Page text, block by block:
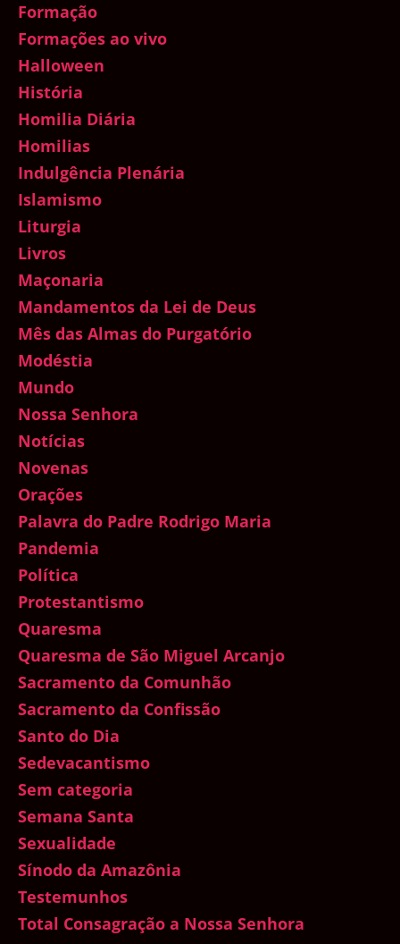
Formação
Formações ao vivo
Halloween
História
Homilia Diária
Homilias
Indulgência Plenária
Islamismo
Liturgia
Livros
Maçonaria
Mandamentos da Lei de Deus
Mês das Almas do Purgatório
Modéstia
Mundo
Nossa Senhora
Notícias
Novenas
Orações
Palavra do Padre Rodrigo Maria
Pandemia
Política
Protestantismo
Quaresma
Quaresma de São Miguel Arcanjo
Sacramento da Comunhão
Sacramento da Confissão
Santo do Dia
Sedevacantismo
Sem categoria
Semana Santa
Sexualidade
Sínodo da Amazônia
Testemunhos
Total Consagração a Nossa Senhora